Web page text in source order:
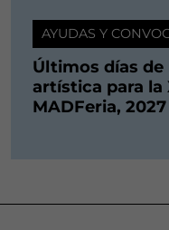
AYUDAS Y
Últimos días
artística para la
MADFeria, 2027